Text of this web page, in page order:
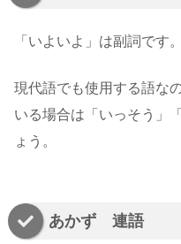
「いよいよ」は副詞です。
現代語でも使用する語な
いる場合は「いっそう」
ょう。
あかず 連語